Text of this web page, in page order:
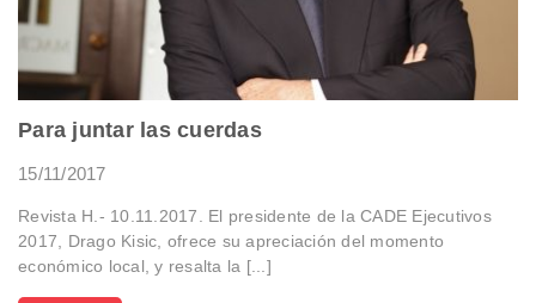
Para juntar las cuerdas
15/11/2017
Revista H.- 10.11.2017. El presidente de la CADE Ejecutivos
2017, Drago Kisic, ofrece su apreciación del momento
económico local, y resalta la [...]